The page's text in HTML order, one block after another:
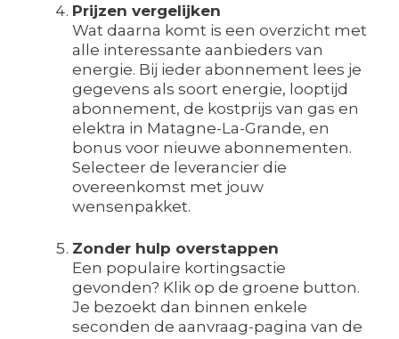
Prijzen vergelijken
Wat daarna komt is een overzicht met
alle interessante aanbieders van
energie. Bij ieder abonnement lees je
gegevens als soort energie, looptijd
abonnement, de kostprijs van gas en
elektra in Matagne-La-Grande, en
bonus voor nieuwe abonnementen.
Selecteer de leverancier die
overeenkomst met jouw
wensenpakket.
Zonder hulp overstappen
Een populaire kortingsactie
gevonden? Klik op de groene button.
Je bezoekt dan binnen enkele
seconden de aanvraag-pagina van de